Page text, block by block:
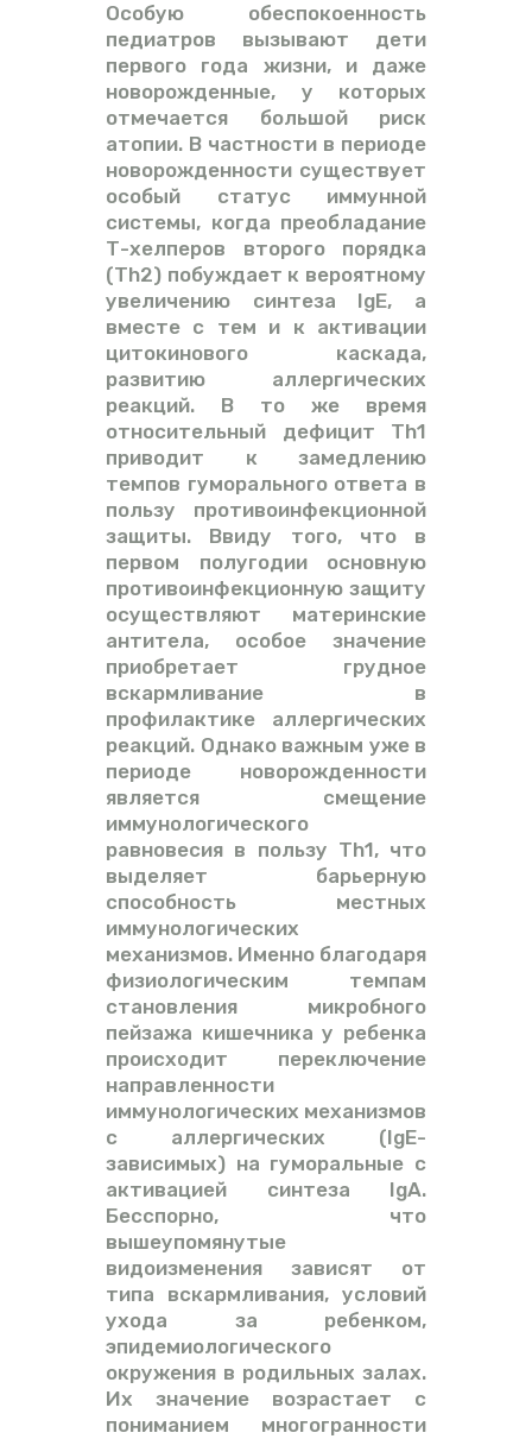
Особую обеспокоенность
педиатров вызывают дети
первого года жизни, и даже
новорожденные, у которых
отмечается большой риск
атопии. В частности в периоде
новорожденности существует
особый статус иммунной
системы, когда преобладание
Т-хелперов второго порядка
(Тh2) побуждает к вероятному
увеличению синтеза IgE, а
вместе с тем и к активации
цитокинового каскада,
развитию аллергических
реакций. В то же время
относительный дефицит Th1
приводит к замедлению
темпов гуморального ответа в
пользу противоинфекционной
защиты. Ввиду того, что в
первом полугодии основную
противоинфекционную защиту
осуществляют материнские
антитела, особое значение
приобретает грудное
вскармливание в
профилактике аллергических
реакций. Однако важным уже в
периоде новорожденности
является смещение
иммунологического
равновесия в пользу Th1, что
выделяет барьерную
способность местных
иммунологических
механизмов. Именно благодаря
физиологическим темпам
становления микробного
пейзажа кишечника у ребенка
происходит переключение
направленности
иммунологических механизмов
с аллергических (IgE-
зависимых) на гуморальные с
активацией синтеза IgA.
Бесспорно, что
вышеупомянутые
видоизменения зависят от
типа вскармливания, условий
ухода за ребенком,
эпидемиологического
окружения в родильных залах.
Их значение возрастает с
пониманием многогранности